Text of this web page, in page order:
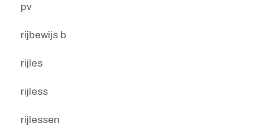
pv
rijbewijs b
rijles
rijless
rijlessen